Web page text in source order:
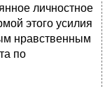
личностное
этого усилия
нравственным
по